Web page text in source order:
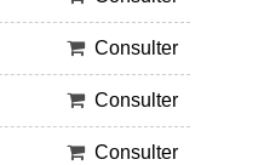
Consulter
Consulter
Consulter